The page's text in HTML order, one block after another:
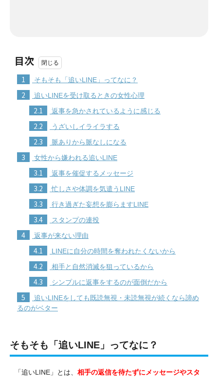
目次
1 そもそも「追いLINE」ってなに？
2 追いLINEを受け取るときの女性心理
2.1 返事を急かされているように感じる
2.2 うざいしイライラする
2.3 脈ありから脈なしになる
3 女性から嫌われる追いLINE
3.1 返事を催促するメッセージ
3.2 忙しさや体調を気遣うLINE
3.3 行き過ぎた妄想を膨らますLINE
3.4 スタンプの連投
4 返事が来ない理由
4.1 LINEに自分の時間を奪われたくないから
4.2 相手と自然消滅を狙っているから
4.3 シンプルに返事をするのが面倒だから
5
追いLINEをしても既読無視・未読無視が続くなら諦め
るのがベター
そもそも「追いLINE」ってなに？
「追いLINE」とは、 相手の返信を待たずにメッセージやスタ